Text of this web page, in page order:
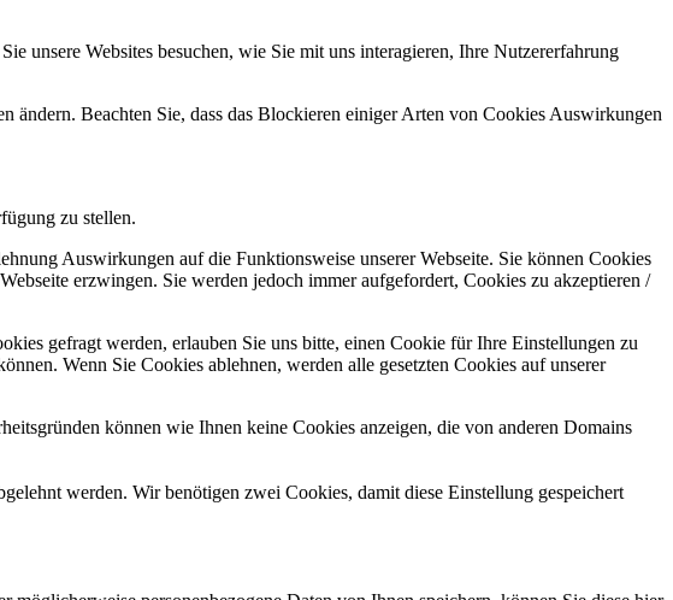
unsere Websites besuchen, wie Sie mit uns interagieren, Ihre Nutzererfahrung
Beachten Sie, dass das Blockieren einiger Arten von Cookies Auswirkungen
zu stellen.
Auswirkungen auf die Funktionsweise unserer Webseite. Sie können Cookies
erzwingen. Sie werden jedoch immer aufgefordert, Cookies zu akzeptieren /
gefragt werden, erlauben Sie uns bitte, einen Cookie für Ihre Einstellungen zu
Wenn Sie Cookies ablehnen, werden alle gesetzten Cookies auf unserer
können wie Ihnen keine Cookies anzeigen, die von anderen Domains
werden. Wir benötigen zwei Cookies, damit diese Einstellung gespeichert